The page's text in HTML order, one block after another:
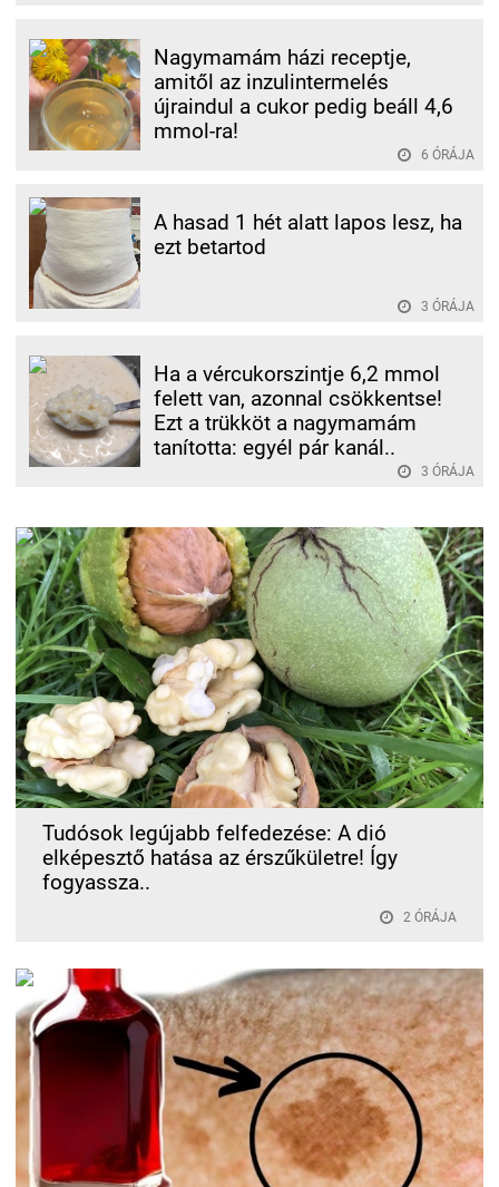
Nagymamám házi receptje,
amitől az inzulintermelés
újraindul a cukor pedig beáll 4,6
mmol-ra!
6 ÓRÁJA
A hasad 1 hét alatt lapos lesz, ha
ezt betartod
3 ÓRÁJA
Ha a vércukorszintje 6,2 mmol
felett van, azonnal csökkentse!
Ezt a trükköt a nagymamám
tanította: egyél pár kanál..
3 ÓRÁJA
Tudósok legújabb felfedezése: A dió
elképesztő hatása az érszűkületre! Így
fogyassza..
2 ÓRÁJA